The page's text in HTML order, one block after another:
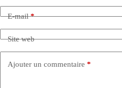
E-mail*
Site web
Ajouter un commentaire *